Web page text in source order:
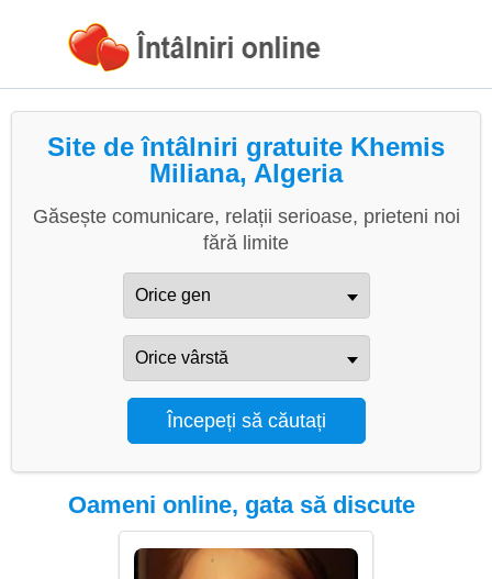
Site de întâlniri gratuite Khemis
Miliana, Algeria
Găsește comunicare, relații serioase, prieteni noi
fără limite
Oameni online, gata să discute